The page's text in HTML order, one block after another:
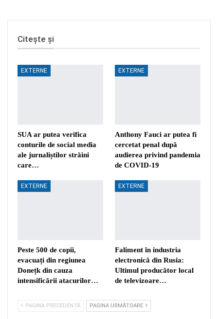
Citește și
EXTERNE
SUA ar putea verifica
conturile de social media
ale jurnaliștilor străini
care…
EXTERNE
Anthony Fauci ar putea fi
cercetat penal după
audierea privind pandemia
de COVID-19
EXTERNE
Peste 500 de copii,
evacuați din regiunea
Donețk din cauza
intensificării atacurilor…
EXTERNE
Faliment în industria
electronică din Rusia:
Ultimul producător local
de televizoare…
PAGINA PRECEDENTĂ PAGINA URMĂTOARE